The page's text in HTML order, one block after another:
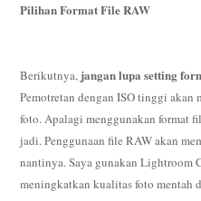
Pilihan Format File RAW
Berikutnya, jangan lupa setting
Pemotretan dengan ISO tinggi akan
foto. Apalagi menggunakan format
jadi. Penggunaan file RAW akan
nantinya. Saya gunakan Lightroom
meningkatkan kualitas foto mentah